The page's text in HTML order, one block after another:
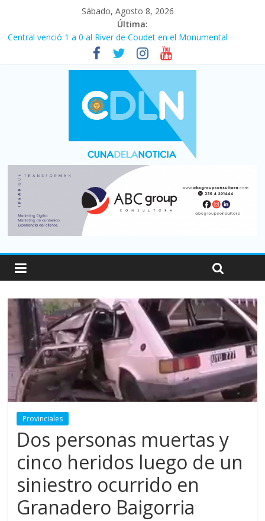
Sábado, Agosto 8, 2026
Última:
Central venció 1 a 0 al River de Coudet en el Monumental
La morosidad alcanzó su nivel más alto en dos décadas y ya
afecta a 400 mil deudores en Santa Fe
Desde que asumió Milei cerraron 41.000 kioscos: el sector
denuncia crisis como en 2001
Vacaciones de invierno con más movimiento y consumo
turístico: 4,6 millones de personas viajaron por el país, un 5,9%
Fuerte caída de la venta de autos usados en julio: bajó un 12,6%
Provinciales
Dos personas muertas y
cinco heridos luego de un
siniestro ocurrido en
Granadero Baigorria